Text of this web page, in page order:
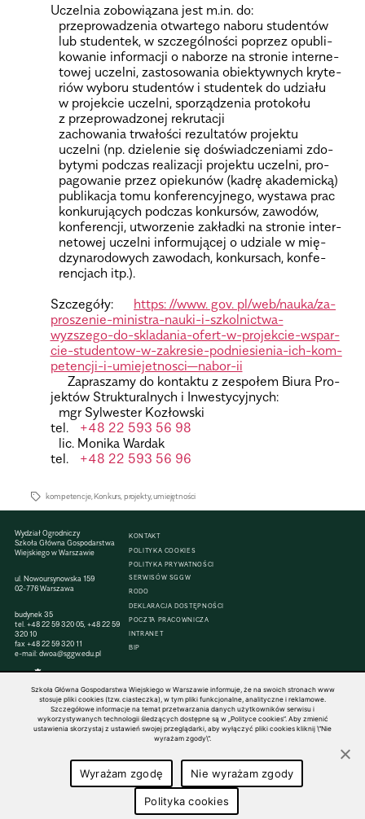
Uczel­nia zobo­wią­zana jest m.in. do:
prze­pro­wa­dze­nia otwar­tego naboru stu­den­tów
lub stu­dentek, w szcze­gól­no­ści poprzez opu­bli­
ko­wa­nie infor­ma­cji o nabo­rze na stro­nie inter­ne­
to­wej uczelni, zasto­so­wa­nia obiek­tyw­nych kry­te­
riów wyboru stu­den­tów i stu­dentek do udziału
w pro­jek­cie uczelni, spo­rzą­dze­nia pro­to­kołu
z prze­pro­wa­dzo­nej rekru­ta­cji
zacho­wa­nia trwa­ło­ści rezul­ta­tów pro­jektu
uczelni (np. dzie­le­nie się doświad­cze­niami zdo­
by­tymi pod­czas reali­za­cji pro­jektu uczelni, pro­
pa­go­wa­nie przez opie­ku­nów (kadrę aka­de­micką)
publi­ka­cja tomu kon­fe­ren­cyj­nego, wystawa prac
kon­ku­ru­ją­cych pod­czas kon­kur­sów, zawo­dów,
kon­fe­ren­cji, utwo­rze­nie zakładki na stro­nie inter­
ne­to­wej uczelni infor­mu­ją­cej o udziale w mię­
dzy­na­ro­do­wych zawo­dach, kon­kur­sach, kon­fe­
ren­cjach itp.).
Szcze­góły:
https: //www. gov. pl/we­b/nau­ka­/za­
pro­sze­nie-mini­stra-nauki-i-szkol­nic­twa-
wyzszego-do-skla­da­nia-ofert-w-pro­jek­cie-wspar­
cie-stu­dentow-w-zakre­sie-podnie­sie­nia-ich-kom­
pe­ten­cji-i-umie­jet­no­sci—nabor-ii
Zapra­szamy do kon­taktu z zespo­łem Biura Pro­
jek­tów Struk­tu­ral­nych i Inwe­sty­cyj­nych:
mgr Syl­we­ster Kozłow­ski
tel.
+48 22 593 56 98
lic. Monika War­dak
tel.
+48 22 593 56 96
kompetencje,Konkurs projekty,umiejętności
Wydział Ogrodniczy
Szkoła Główna Gospodarstwa
Wiejskiego w Warszawie
ul. Nowoursynowska 159
02-776 Warszawa
budynek 35
tel.+48 22 59 320 05,+48 22 59
320 10
fax +48 22 59 320 11
e-mail:dwoa@sggw.edu.pl
KONTAKT
POLITYKA COOKIES
POLITYKA PRYWATNOŚCI
SERWISÓW SGGW
RODO
DEKLARACJA DOSTĘPNOŚCI
POCZTA PRACOWNICZA
INTRANET
BIP
© 1816–2026 SGGW — ALL RIGHTS RESERVED
Szkoła Główna Gospodarstwa Wiejskiego w Warszawie informuje, że na swoich stronach www
stosuje pliki cookies (tzw. ciasteczka), w tym pliki funkcjonalne, analityczne i reklamowe.
Szczegółowe informacje na temat przetwarzania danych użytkowników serwisu i
wykorzystywanych technologii śledzących dostępne są w „Polityce cookies”. Aby zmienić
ustawienia skorzystaj z ustawień swojej przeglądarki, aby wyłączyć pliki cookies kliknij \"Nie
wyrażam zgody\".
Wyrażam zgodę Nie wyrażam zgody
Polityka cookies